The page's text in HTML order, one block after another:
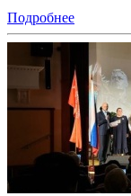
Подробнее